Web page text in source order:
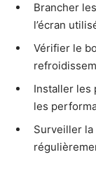
Brancher
l’écran
Vérifier le
Installer les
les
Surveiller